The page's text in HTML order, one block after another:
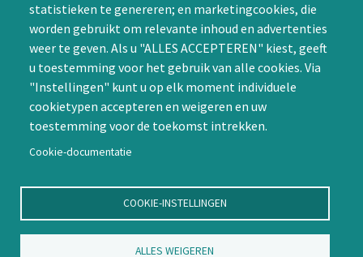
statistieken te genereren; en marketingcookies, die
worden gebruikt om relevante inhoud en advertenties
weer te geven. Als u "ALLES ACCEPTEREN" kiest, geeft
u toestemming voor het gebruik van alle cookies. Via
"Instellingen" kunt u op elk moment individuele
cookietypen accepteren en weigeren en uw
toestemming voor de toekomst intrekken.
Cookie-documentatie
COOKIE-INSTELLINGEN
ALLES WEIGEREN
Contact
Nienoord 5, 1112 XE Diemen
info@ntvp.nl
SNSBNL2A te Utrecht